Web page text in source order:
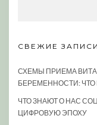
СВЕЖИЕ ЗАПИСИ
СХЕМЫ ПРИЕМА
БЕРЕМЕННОСТИ:
ЧТО ЗНАЮТ О НАС
ЦИФРОВУЮ ЭПОХУ